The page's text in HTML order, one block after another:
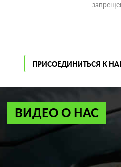
ПРИСОЕДИНИТЬСЯ К
ВИДЕО О НАС